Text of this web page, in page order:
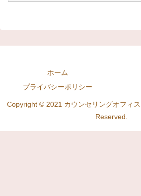
ホーム
プライバシーポリシー
Copyright © 2021 カウンセリングオフィ
Reserved.